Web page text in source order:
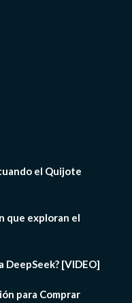
el Quijote
que exploran el
[VIDEO]
para Comprar